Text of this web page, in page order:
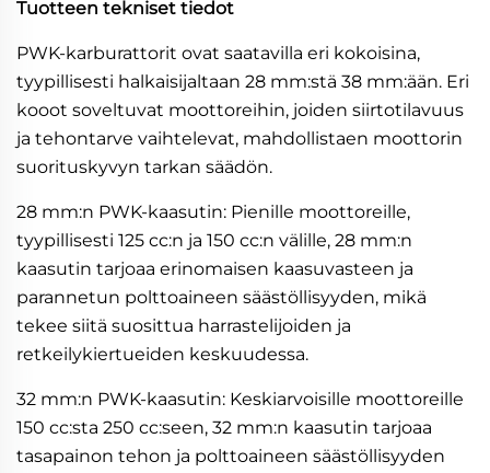
Tuotteen tekniset tiedot
PWK-karburattorit ovat saatavilla eri kokoisina,
tyypillisesti halkaisijaltaan 28 mm:stä 38 mm:ään. Eri
kooot soveltuvat moottoreihin, joiden siirtotilavuus
ja tehontarve vaihtelevat, mahdollistaen moottorin
suorituskyvyn tarkan säädön.
28 mm:n PWK-kaasutin: Pienille moottoreille,
tyypillisesti 125 cc:n ja 150 cc:n välille, 28 mm:n
kaasutin tarjoaa erinomaisen kaasuvasteen ja
parannetun polttoaineen säästöllisyyden, mikä
tekee siitä suosittua harrastelijoiden ja
retkeilykiertueiden keskuudessa.
32 mm:n PWK-kaasutin: Keskiarvoisille moottoreille
150 cc:sta 250 cc:seen, 32 mm:n kaasutin tarjoaa
tasapainon tehon ja polttoaineen säästöllisyyden